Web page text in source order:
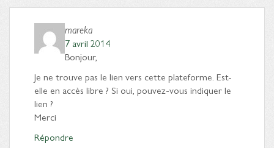
mareka
7 avril 2014
Bonjour,
Je ne trouve pas le lien vers cette plateforme. Est-
elle en accès libre ? Si oui, pouvez-vous indiquer le
lien ?
Merci
Répondre